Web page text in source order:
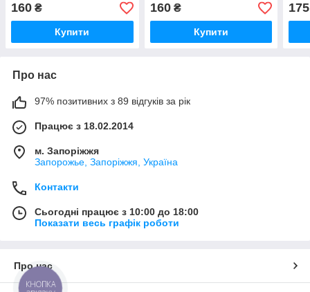
160 ₴
Купити
160₴
Купити
175
Про нас
97% позитивних з 89 відгуків за рік
Працює з 18.02.2014
м. Запоріжжя
Запорожье, Запоріжжя, Україна
Контакти
Сьогодні працює з 10:00 до 18:00
Показати весь графік роботи
Про нас
КНОПКА